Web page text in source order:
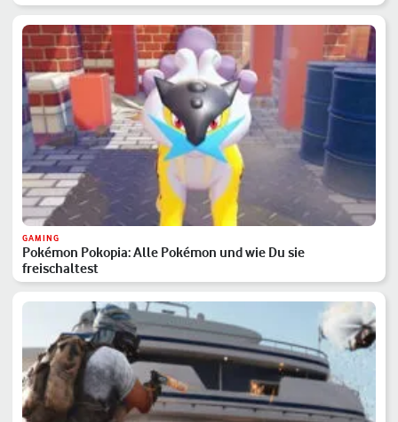
GAMING
Pokémon Pokopia: Alle Pokémon und wie Du sie
freischaltest